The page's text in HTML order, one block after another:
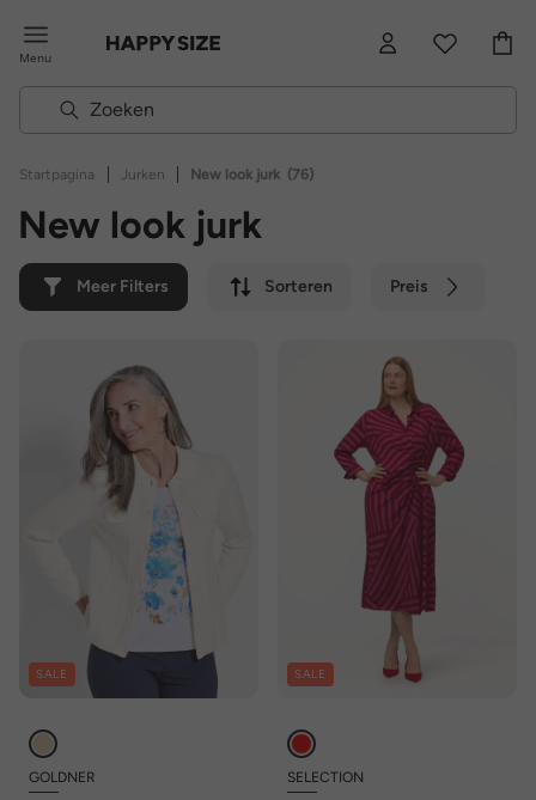
Menu
Startpagina | Jurken | New look jurk (76)
New look jurk
Meer Filters Sorteren Preis
SALE
GOLDNER
SALE
SELECTION